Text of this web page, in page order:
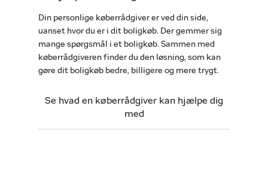
Din personlige køberrådgiver er ved din side,
uanset hvor du er i dit boligkøb. Der gemmer sig
mange spørgsmål i et boligkøb. Sammen med
køberrådgiveren finder du den løsning, som kan
gøre dit boligkøb bedre, billigere og mere trygt.
Se hvad en køberrådgiver kan hjælpe dig
med